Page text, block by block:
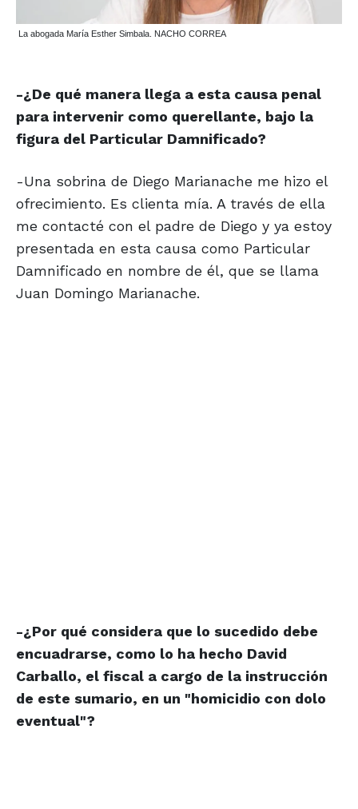
La abogada María Esther Simbala. NACHO CORREA
-¿De qué manera llega a esta causa penal
para intervenir como querellante, bajo la
figura del Particular Damnificado?
-Una sobrina de Diego Marianache me hizo el
ofrecimiento. Es clienta mía. A través de ella
me contacté con el padre de Diego y ya estoy
presentada en esta causa como Particular
Damnificado en nombre de él, que se llama
Juan Domingo Marianache.
-¿Por qué considera que lo sucedido debe
encuadrarse, como lo ha hecho David
Carballo, el fiscal a cargo de la instrucción
de este sumario, en un "homicidio con dolo
eventual"?